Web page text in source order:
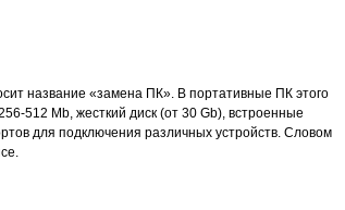
название «замена ПК». В портативные ПК этого
512 Mb, жесткий диск (от 30 Gb), встроенные
для подключения различных устройств. Словом